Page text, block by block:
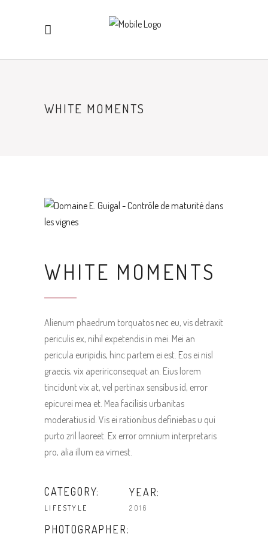
WHITE MOMENTS
WHITE MOMENTS
Alienum phaedrum torquatos nec eu, vis detraxit
periculis ex, nihil expetendis in mei. Mei an
pericula euripidis, hinc partem ei est. Eos ei nisl
graecis, vix apeririconsequat an. Eius lorem
tincidunt vix at, vel pertinax sensibus id, error
epicurei mea et. Mea facilisis urbanitas
moderatius id. Vis ei rationibus definiebas u qui
purto zril laoreet. Ex error omnium interpretaris
pro, alia illum ea vimest.
CATEGORY:
LIFESTYLE
YEAR:
2016
PHOTOGRAPHER: